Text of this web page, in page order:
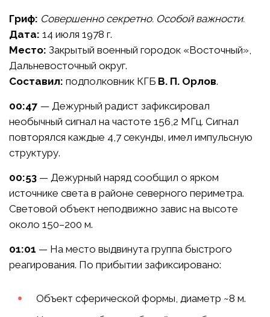
Гриф: Совершенно секретно. Особой важности.
Дата: 14 июля 1978 г.
Место: Закрытый военный городок «Восточный»,
Дальневосточный округ.
Составил: подполковник КГБ В. П. Орлов.
00:47 — Дежурный радист зафиксировал
необычный сигнал на частоте 156,2 МГц. Сигнал
повторялся каждые 4,7 секунды, имел импульсную
структуру.
00:53 — Дежурный наряд сообщил о ярком
источнике света в районе северного периметра.
Световой объект неподвижно завис на высоте
около 150–200 м.
01:01 — На место выдвинута группа быстрого
реагирования. По прибытии зафиксировано:
Объект сферической формы, диаметр ~8 м.